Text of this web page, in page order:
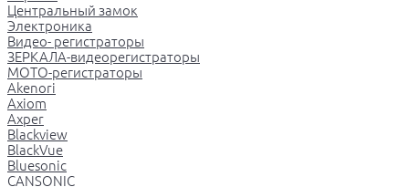
Центральный замок
Электроника
Видео- регистраторы
ЗЕРКАЛА-видеорегистраторы
МОТО-регистраторы
Akenori
Axiom
Axper
Blackview
BlackVue
Bluesonic
CANSONIC